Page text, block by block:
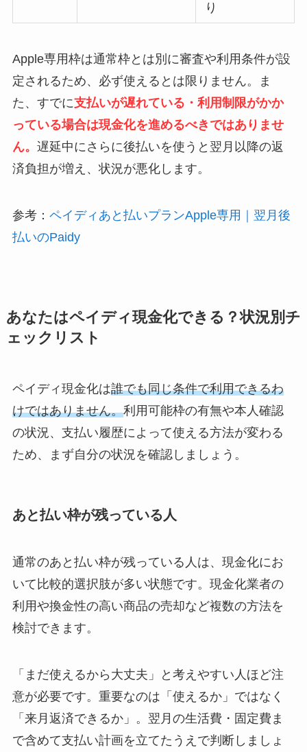
り
Apple専用枠は通常枠とは別に審査や利用条件が設
定されるため、必ず使えるとは限りません。ま
た、すでに支払いが遅れている・利用制限がかか
っている場合は現金化を進めるべきではありませ
ん。 遅延中にさらに後払いを使うと翌月以降の返
済負担が増え、状況が悪化します。
参考： ペイディあと払いプランApple専用｜翌月後
払いのPaidy
あなたはペイディ現金化できる？状況別チ
ェックリスト
ペイディ現金化は誰でも同じ条件で利用できるわ
けではありません。利用可能枠の有無や本人確認
の状況、支払い履歴によって使える方法が変わる
ため、まず自分の状況を確認しましょう。
あと払い枠が残っている人
通常のあと払い枠が残っている人は、現金化にお
いて比較的選択肢が多い状態です。現金化業者の
利用や換金性の高い商品の売却など複数の方法を
検討できます。
「まだ使えるから大丈夫」と考えやすい人ほど注
意が必要です。重要なのは「使えるか」ではなく
「来月返済できるか」。翌月の生活費・固定費ま
で含めて支払い計画を立てたうえで判断しましょ